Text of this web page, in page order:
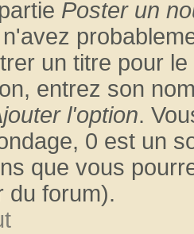
Poster un
un titre pour
entrez son
l'option.
0 est un
que vous
du forum).